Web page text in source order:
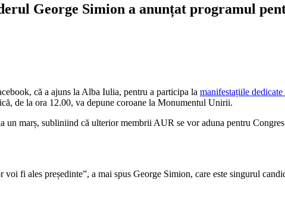
George Simion a anunțat programul
că a ajuns la Alba Iulia, pentru a participa la manifestațiile
de la ora 12.00, va depune coroane la Monumentul Unirii.
marș, subliniind că ulterior membrii AUR se vor aduna pentru
fi ales președinte”, a mai spus George Simion, care este singurul